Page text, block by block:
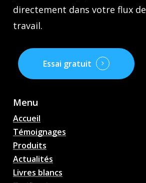
directement dans votre flux de
travail.
Essai gratuit
Menu
Accueil
Témoignages
Produits
Actualités
Livres blancs